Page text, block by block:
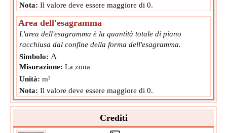
Nota: Il valore deve essere maggiore di 0.
Area dell'esagramma
L'area dell'esagramma è la quantità totale di piano
racchiusa dal confine della forma dell'esagramma.
Simbolo: A
Misurazione: La zona
Unità: m²
Nota: Il valore deve essere maggiore di 0.
Crediti